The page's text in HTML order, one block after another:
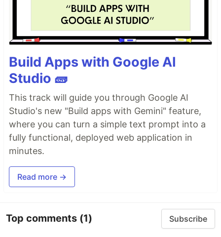
Build Apps with Google AI
Studio 🧱
This track will guide you through Google AI
Studio's new "Build apps with Gemini" feature,
where you can turn a simple text prompt into a
fully functional, deployed web application in
minutes.
Read more →
Top comments (1) Subscribe